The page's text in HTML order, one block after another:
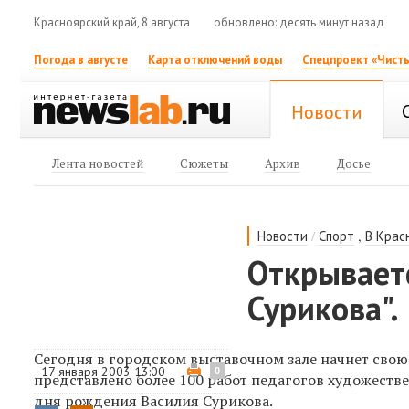
Красноярский край, 8 августа обновлено: десять минут назад
Погода в августе Карта отключений воды Спецпроект
Новости
Лента новостей Сюжеты Архив Досье
Новости /Спорт ,В
Сурикова".
17 января 2003 13:00 0
Сегодня в городском выставочном зале начнет
представлено более 100 работ педагогов
дня рождения Василия Сурикова.